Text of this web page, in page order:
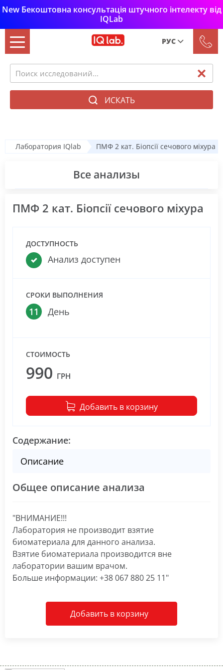
New Бекоштовна консультація штучного інтелекту від
IQLab
РУС
Укр
ИСКАТЬ
Лаборатория IQlab ПМФ 2 кат. Біопсії сечового міхура
Все анализы
ПМФ 2 кат. Біопсії сечового міхура
ДОСТУПНОСТЬ
Анализ доступен
СРОКИ ВЫПОЛНЕНИЯ
11 День
СТОИМОСТЬ
990 ГРН
Добавить в корзину
Содержание:
Описание
Общее описание анализа
"ВНИМАНИЕ!!!
Лаборатория не производит взятие
биоматериала для данного анализа.
Взятие биоматериала производится вне
лаборатории вашим врачом.
Больше информации: +38 067 880 25 11"
Добавить в корзину